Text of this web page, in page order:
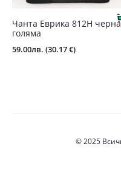
Чанта Еврика 812Н
голяма
59.00лв. (30.17 €)
© 2025